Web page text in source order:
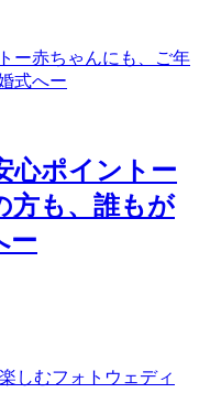
心ポイントー
方も、誰もが
ー
しむフォトウェディ